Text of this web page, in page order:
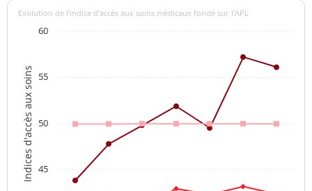
Indices d'accès aux soins
Evolution de l’indice d’accès aux soins médicaux fondé sur l'APL
45
50
55
60